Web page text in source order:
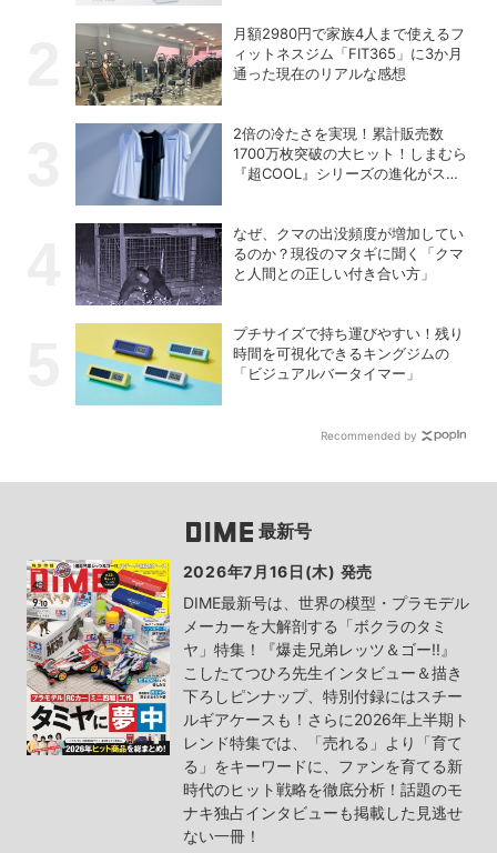
月額2980円で家族4人まで使えるフ
ィットネスジム「FIT365」に3か月
通った現在のリアルな感想
2倍の冷たさを実現！累計販売数
1700万枚突破の大ヒット！しまむら
『超COOL』シリーズの進化がスゴ
なぜ、クマの出没頻度が増加してい
るのか？現役のマタギに聞く「クマ
と人間との正しい付き合い方」
プチサイズで持ち運びやすい！残り
時間を可視化できるキングジムの
「ビジュアルバータイマー」
Recommended by
最新号
2026年7月16日(木) 発売
DIME最新号は、世界の模型・プラモデル
メーカーを大解剖する「ボクラのタミ
ヤ」特集！『爆走兄弟レッツ＆ゴー!!』
こしたてつひろ先生インタビュー＆描き
下ろしピンナップ、特別付録にはスチー
ルギアケースも！さらに2026年上半期ト
レンド特集では、「売れる」より「育て
る」をキーワードに、ファンを育てる新
時代のヒット戦略を徹底分析！話題のモ
ナキ独占インタビューも掲載した見逃せ
ない一冊！